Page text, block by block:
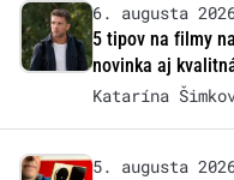
6. augusta
5 tipov na filmy
novinka aj
Katarína
5. augusta